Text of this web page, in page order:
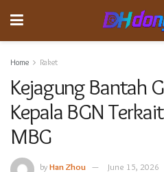
Home Raket
Kejagung Bantah
Kepala BGN
MBG
byHan Zhou June 15, 2026